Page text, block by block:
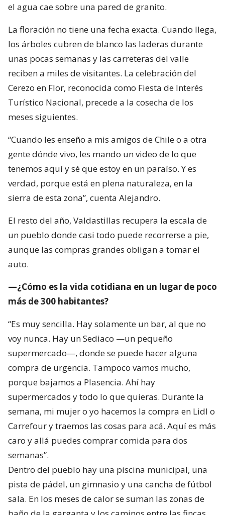
el agua cae sobre una pared de granito.
La floración no tiene una fecha exacta. Cuando llega,
los árboles cubren de blanco las laderas durante
unas pocas semanas y las carreteras del valle
reciben a miles de visitantes. La celebración del
Cerezo en Flor, reconocida como Fiesta de Interés
Turístico Nacional, precede a la cosecha de los
meses siguientes.
“Cuando les enseño a mis amigos de Chile o a otra
gente dónde vivo, les mando un video de lo que
tenemos aquí y sé que estoy en un paraíso. Y es
verdad, porque está en plena naturaleza, en la
sierra de esta zona”, cuenta Alejandro.
El resto del año, Valdastillas recupera la escala de
un pueblo donde casi todo puede recorrerse a pie,
aunque las compras grandes obligan a tomar el
auto.
—¿Cómo es la vida cotidiana en un lugar de poco
más de 300 habitantes?
“Es muy sencilla. Hay solamente un bar, al que no
voy nunca. Hay un Sediaco —un pequeño
supermercado—, donde se puede hacer alguna
compra de urgencia. Tampoco vamos mucho,
porque bajamos a Plasencia. Ahí hay
supermercados y todo lo que quieras. Durante la
semana, mi mujer o yo hacemos la compra en Lidl o
Carrefour y traemos las cosas para acá. Aquí es más
caro y allá puedes comprar comida para dos
semanas”.
Dentro del pueblo hay una piscina municipal, una
pista de pádel, un gimnasio y una cancha de fútbol
sala. En los meses de calor se suman las zonas de